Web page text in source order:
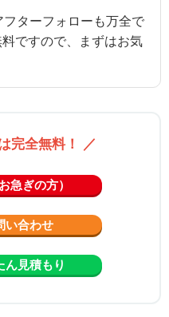
ターフォローも万全で
ですので、まずはお気
完全無料！ ／
急ぎの方）
合わせ
ん見積もり